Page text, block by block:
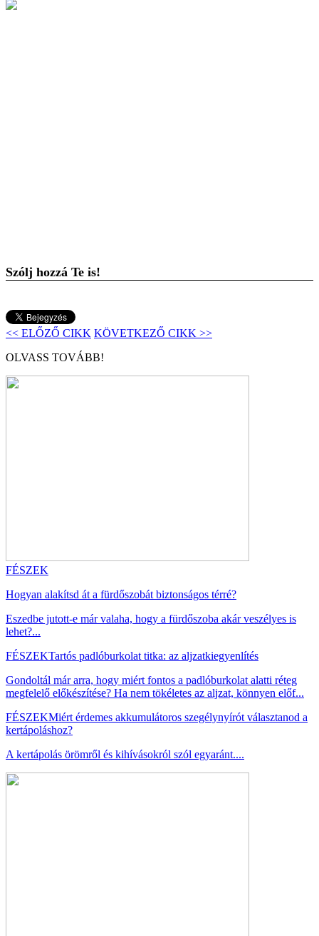
Szólj hozzá Te is!
<< ELŐZŐ CIKK KÖVETKEZŐ CIKK >>
OLVASS TOVÁBB!
FÉSZEK
Hogyan alakítsd át a fürdőszobát biztonságos térré?
Eszedbe jutott-e már valaha, hogy a fürdőszoba akár veszélyes is
lehet?...
FÉSZEKTartós padlóburkolat titka: az aljzatkiegyenlítés
Gondoltál már arra, hogy miért fontos a padlóburkolat alatti réteg
megfelelő előkészítése? Ha nem tökéletes az aljzat, könnyen előf...
FÉSZEKMiért érdemes akkumulátoros szegélynyírót választanod a
kertápoláshoz?
A kertápolás örömről és kihívásokról szól egyaránt....